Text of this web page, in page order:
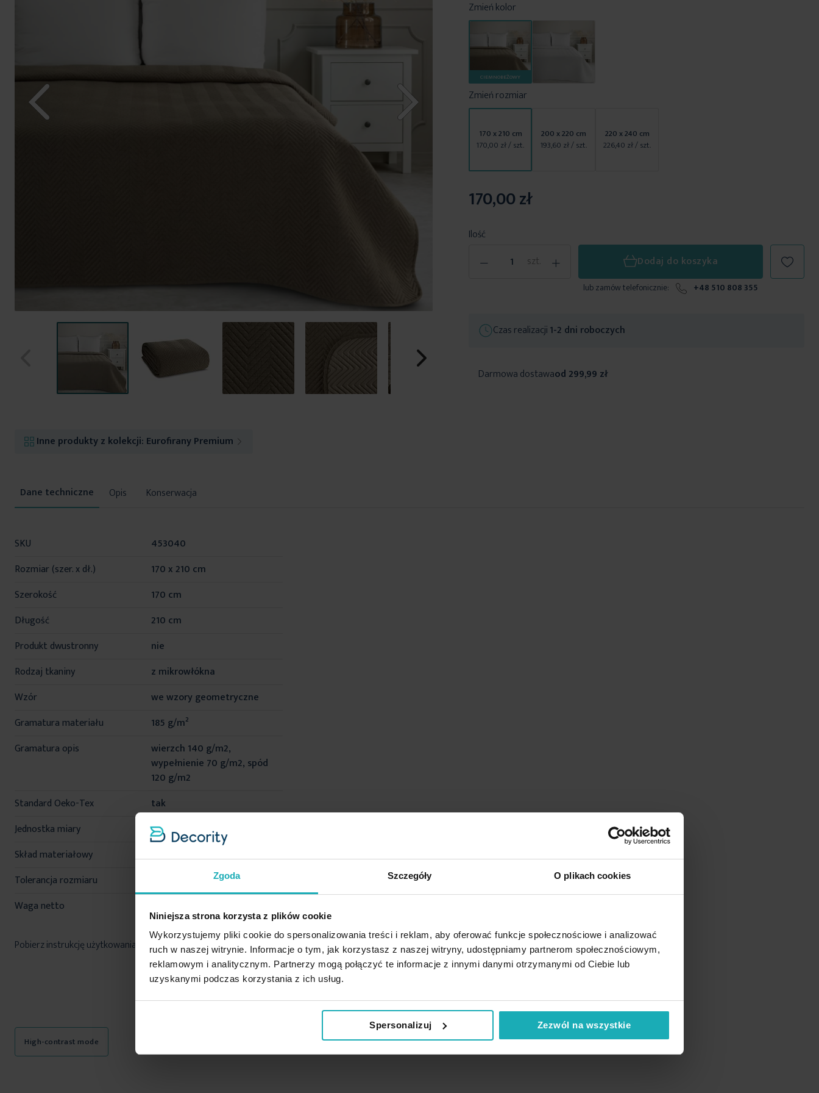
Zgoda Szczegóły O plikach cookies
Niniejsza strona korzysta z plików cookie
Wykorzystujemy pliki cookie do spersonalizowania treści i reklam, aby oferować funkcje społecznościowe i analizować
ruch w naszej witrynie. Informacje o tym, jak korzystasz z naszej witryny, udostępniamy partnerom społecznościowym,
reklamowym i analitycznym. Partnerzy mogą połączyć te informacje z innymi danymi otrzymanymi od Ciebie lub
uzyskanymi podczas korzystania z ich usług.
Spersonalizuj Zezwól na wszystkie
początek
galerii
Zmień kolor
CIEMNOBEŻOWY
Zmień rozmiar
170 x 210 cm
170,00 zł/ szt.
200 x 220 cm
193,60 zł/ szt.
220 x 240 cm
226,40 zł/ szt.
Ilość
- szt. +
170,00 zł
Dodaj do koszyka
lub zamów telefonicznie: +48 510 808 355
Czas realizacji1-2 dni roboczych
Darmowa dostawaod 299,99 zł
Inne produkty z kolekcji: Eurofirany Premium
Opis Konserwacja
Więcej
SKU
453040
Rozmiar (szer. x dł.)
170 x 210 cm
Szerokość
170 cm
Długość
210 cm
Produkt dwustronny
nie
Rodzaj tkaniny
z mikrowłókna
Wzór
we wzory geometryczne
Gramatura materiału
185 g/m²
Gramatura opis
wierzch 140 g/m2,
wypełnienie 70 g/m2, spód
120 g/m2
Standard Oeko-Tex
tak
Jednostka miary
szt.
Skład materiałowy
100% poliester
Tolerancja rozmiaru
Waga netto
Pobierz instrukcję użytkowania i bezpieczeństwa produktu
High-contrast mode